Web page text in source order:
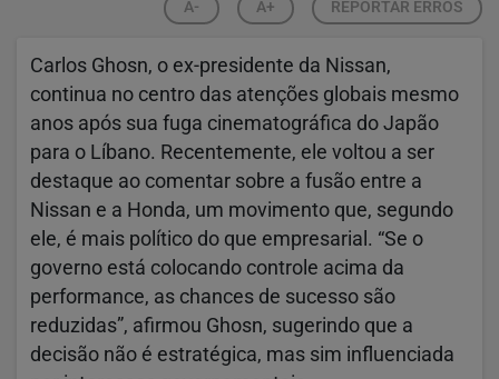
A- A+ REPORTAR ERROS
Carlos Ghosn, o ex-presidente da Nissan,
continua no centro das atenções globais mesmo
anos após sua fuga cinematográfica do Japão
para o Líbano. Recentemente, ele voltou a ser
destaque ao comentar sobre a fusão entre a
Nissan e a Honda, um movimento que, segundo
ele, é mais político do que empresarial. “Se o
governo está colocando controle acima da
performance, as chances de sucesso são
reduzidas”, afirmou Ghosn, sugerindo que a
decisão não é estratégica, mas sim influenciada